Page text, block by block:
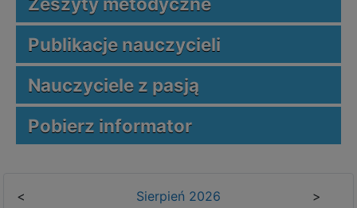
Publikacje nauczycieli
Nauczyciele z pasją
Pobierz informator
< Sierpień 2026
>